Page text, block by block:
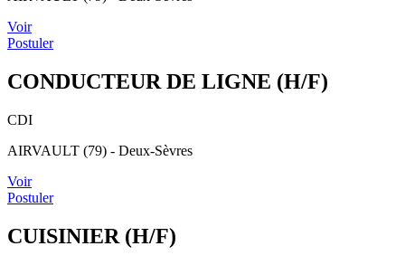
Voir
Postuler
CONDUCTEUR DE LIGNE (H/F)
CDI
AIRVAULT (79) - Deux-Sèvres
Voir
Postuler
CUISINIER (H/F)